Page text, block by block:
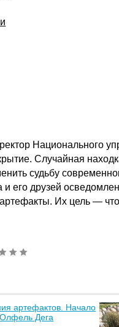
Национального
Случайная
судьбу
его друзей
Их цель —
артефактов. Начало
Олфель Дега